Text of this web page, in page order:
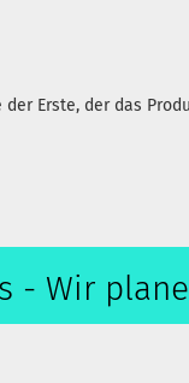
Erste, der das
- Wir